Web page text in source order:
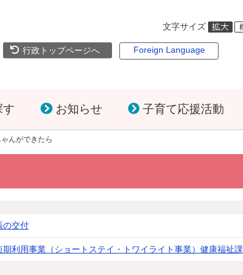
文字サイズ
行政トップページへ Foreign Language
す お知らせ 子育て応援活動
んができたら
の交付
期利用事業（ショートステイ・トワイライト事業）健康福祉課